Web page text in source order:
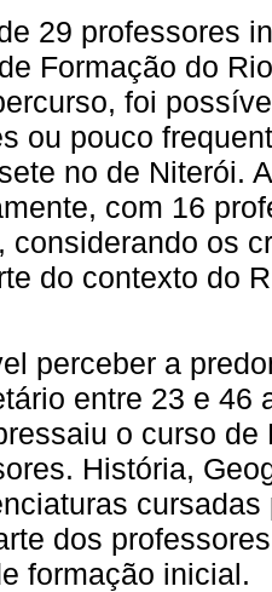
29 professores
Formação do
foi
ou pouco
no de Niterói.
com 16
considerando os
do contexto do
perceber a
entre 23 e 46
o curso
História,
dos
formação inicial.